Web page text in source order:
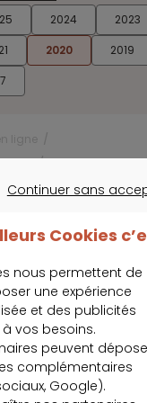
2024
2023
2020
2019
Ligne
Juillet 2020
dans
vos projets :
Continuer sans
Cookies
nous permettent de
une expérience
et des publicités
vos besoins.
peuvent
complémentaires
Google).